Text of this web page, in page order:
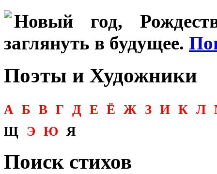
Новый год,
заглянуть в будущее.
Поэты и Художники
А Б В Г Д Е Ё Ж З И К Л
Щ Э Ю Я
Поиск стихов